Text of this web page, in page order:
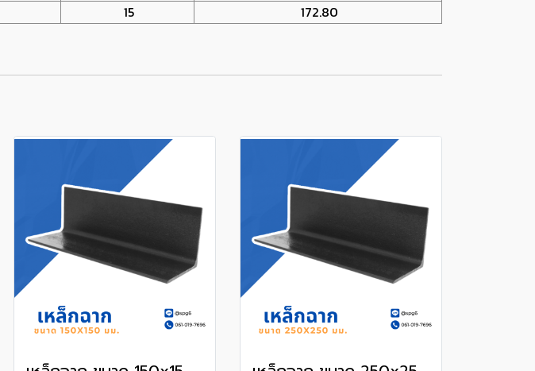
15 172.80